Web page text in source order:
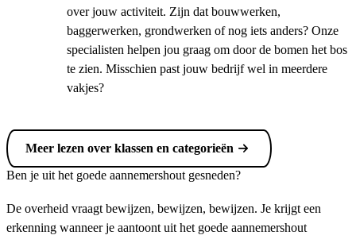
over jouw activiteit. Zijn dat bouwwerken,
baggerwerken, grondwerken of nog iets anders? Onze
specialisten helpen jou graag om door de bomen het bos
te zien. Misschien past jouw bedrijf wel in meerdere
vakjes?
Meer lezen over klassen en categorieën
Ben je uit het goede aannemershout gesneden?
De overheid vraagt bewijzen, bewijzen, bewijzen. Je krijgt een
erkenning wanneer je aantoont uit het goede aannemershout